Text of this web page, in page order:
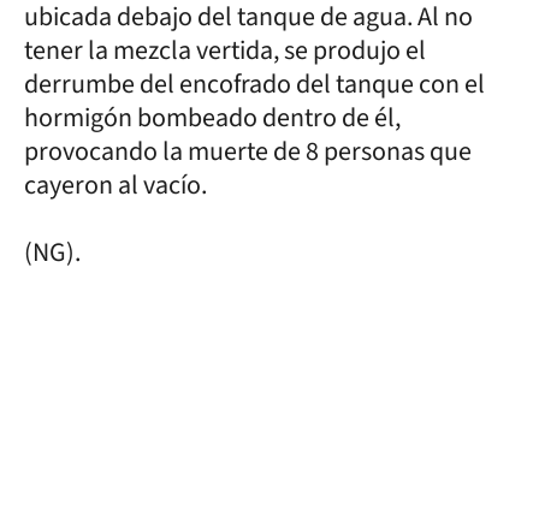
ubicada debajo del tanque de agua. Al no
tener la mezcla vertida, se produjo el
derrumbe del encofrado del tanque con el
hormigón bombeado dentro de él,
provocando la muerte de 8 personas que
cayeron al vacío.
(NG).